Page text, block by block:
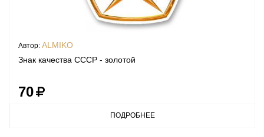
Автор: ALMIKO
Знак качества СССР - золотой
70
ПОДРОБНЕЕ